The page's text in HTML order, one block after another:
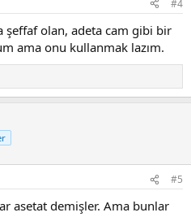
#4
şeffaf olan, adeta cam gibi bir
ama onu kullanmak lazım.
#5
asetat demişler. Ama bunlar